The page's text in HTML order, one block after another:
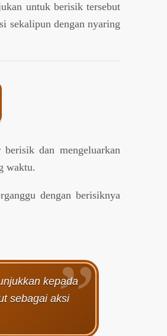
untuk berisik tersebut
sekalipun dengan nyaring
dan mengeluarkan
waktu.
dengan berisiknya
kepada
sebagai aksi